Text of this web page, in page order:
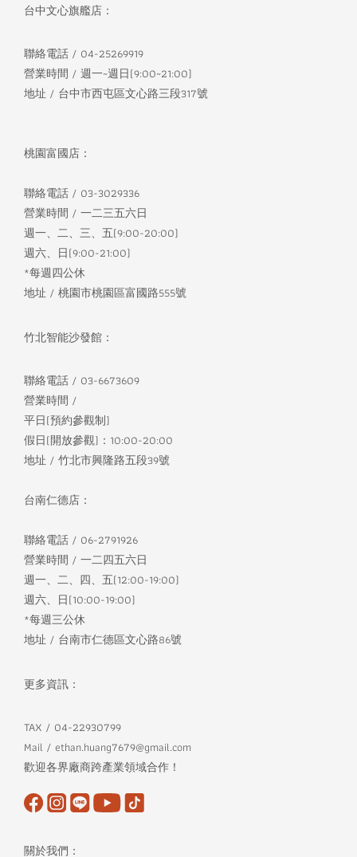
台中文心旗艦店：
聯絡電話 / 04-25269919
營業時間 / 週一~週日(9:00~21:00)
地址 / 台中市西屯區文心路三段317號
桃園富國店：
聯絡電話 / 03-3029336
營業時間 / 一二三五六日
週一、二、三、五(9:00-20:00)
週六、日(9:00-21:00)
*每週四公休
地址 / 桃園市桃園區富國路555號
竹北智能沙發館：
聯絡電話 / 03-6673609
營業時間 /
平日(預約參觀制)
假日(開放參觀)：10:00-20:00
地址 / 竹北市興隆路五段39號
台南仁德店：
聯絡電話 / 06-2791926
營業時間 / 一二四五六日
週一、二、四、五(12:00-19:00)
週六、日(10:00-19:00)
*每週三公休
地址 / 台南市仁德區文心路86號
更多資訊：
TAX / 04-22930799
Mail / ethan.huang7679@gmail.com
歡迎各界廠商跨產業領域合作！
關於我們：